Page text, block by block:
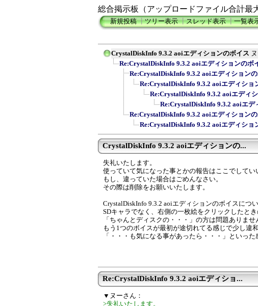
総合掲示板（アップロードファイル合計最
新規投稿┃ツリー表示┃スレッド表示┃一覧表
CrystalDiskInfo 9.3.2 aoiエディションのボイス
Re:CrystalDiskInfo 9.3.2 aoiエディションのボ
Re:CrystalDiskInfo 9.3.2 aoiエディション
Re:CrystalDiskInfo 9.3.2 aoiエディショ
Re:CrystalDiskInfo 9.3.2 aoiエディ
Re:CrystalDiskInfo 9.3.2 aoiエデ
Re:CrystalDiskInfo 9.3.2 aoiエディション
Re:CrystalDiskInfo 9.3.2 aoiエディショ
CrystalDiskInfo 9.3.2 aoiエディションの...
失礼いたします。
使っていて気になった事とかの報告はここでしてい
もし、違っていた場合はごめんなさい。
その際は削除をお願いいたします。
CrystalDiskInfo 9.3.2 aoiエディションのボイスについ
SDキャラでなく、右側の一枚絵をクリックしたとき
「ちゃんとディスクの・・・」の方は問題ありませ
もう1つのボイスが最初が途切れてる感じで少し違
「・・・も気になる事があったら・・・」といった
Re:CrystalDiskInfo 9.3.2 aoiエディショ...
▼ヌーさん：
>失礼いたします。